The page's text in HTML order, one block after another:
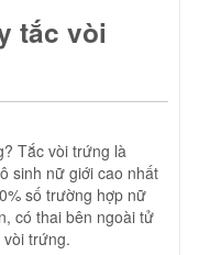
tắc vòi
Tắc vòi trứng là
sinh nữ giới cao nhất
số trường hợp nữ
có thai bên ngoài tử
trứng.